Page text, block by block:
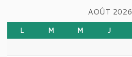
AOÛT 2026
L M M J